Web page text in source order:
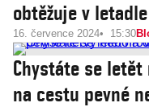
obtěžuje v letadle
16. července 2024 15:30
Chystáte se letět
na cestu pevné